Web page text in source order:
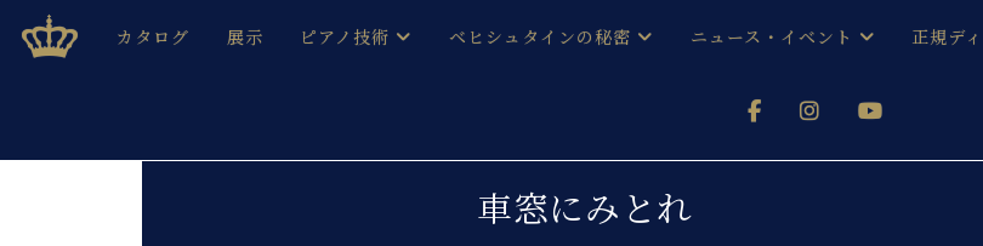
ベヒシュタインジャパン公式サイト
BECHSTEIN JAPAN Official Site
カタログ 展示 ピアノ技術 ベヒシュタインの秘密
ブランドヒストリー
ニュース・イベント
メルマガ会員登録ご案内
(入荷情報等)
正規デ
ベヒシュタイン・シューレ音楽教室
車窓にみとれ